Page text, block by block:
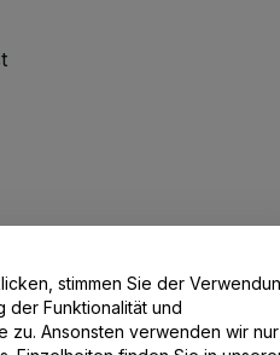
stimmen Sie der
der Funktionalität und
wir nur